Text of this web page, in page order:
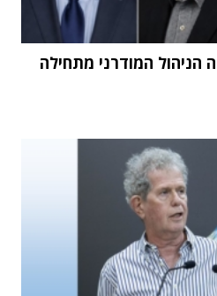
הניהול המודרני מתחילה